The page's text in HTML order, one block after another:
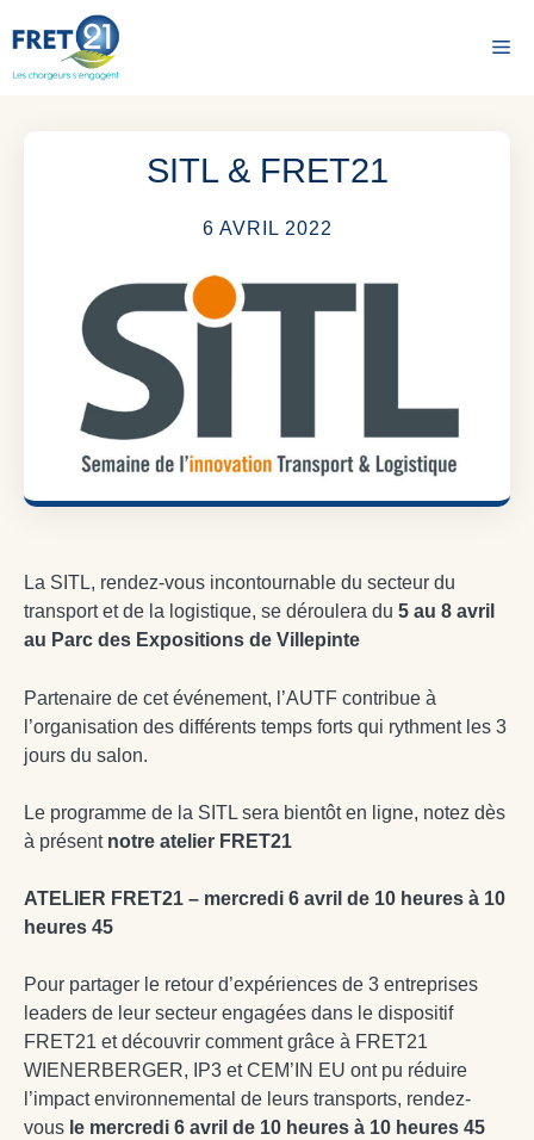
au
contenu
SITL & FRET21
6 AVRIL 2022
La SITL, rendez-vous incontournable du secteur du
transport et de la logistique, se déroulera du 5 au 8 avril
au Parc des Expositions de Villepinte
Partenaire de cet événement, l’AUTF contribue à
l’organisation des différents temps forts qui rythment les 3
jours du salon.
Le programme de la SITL sera bientôt en ligne, notez dès
à présent notre atelier FRET21
ATELIER FRET21 – mercredi 6 avril de 10 heures à 10
heures 45
Pour partager le retour d’expériences de 3 entreprises
leaders de leur secteur engagées dans le dispositif
FRET21 et découvrir comment grâce à FRET21
WIENERBERGER, IP3 et CEM’IN EU ont pu réduire
l’impact environnemental de leurs transports, rendez-
vous le mercredi 6 avril de 10 heures à 10 heures 45